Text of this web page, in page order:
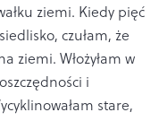
ziemi. Kiedy pięć
czułam, że
ziemi. Włożyłam w
i
stare,